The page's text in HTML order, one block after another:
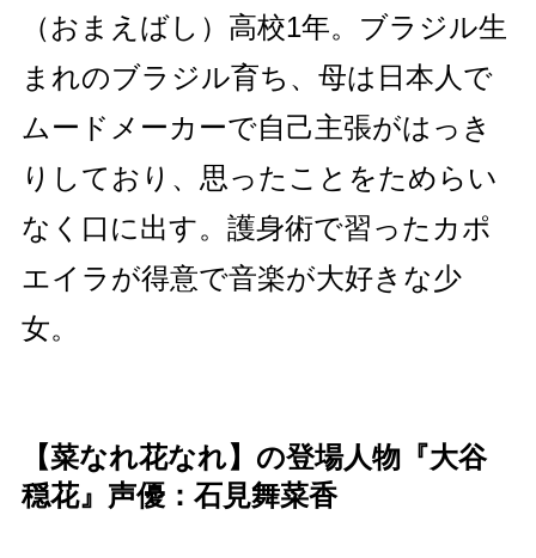
（おまえばし）高校1年。ブラジル生
まれのブラジル育ち、母は日本人で
ムードメーカーで自己主張がはっき
りしており、思ったことをためらい
なく口に出す。護身術で習ったカポ
エイラが得意で音楽が大好きな少
女。
【菜なれ花なれ】の登場人物『大谷
穏花』声優：石見舞菜香